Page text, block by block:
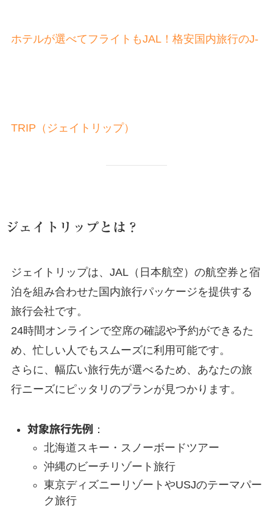
ホテルが選べてフライトもJAL！格安国内旅行のJ-
TRIP（ジェイトリップ）
ジェイトリップとは？
ジェイトリップは、JAL（日本航空）の航空券と宿
泊を組み合わせた国内旅行パッケージを提供する
旅行会社です。
24時間オンラインで空席の確認や予約ができるた
め、忙しい人でもスムーズに利用可能です。
さらに、幅広い旅行先が選べるため、あなたの旅
行ニーズにピッタリのプランが見つかります。
対象旅行先例
：
北海道スキー・スノーボードツアー
沖縄のビーチリゾート旅行
東京ディズニーリゾートやUSJのテーマパー
ク旅行